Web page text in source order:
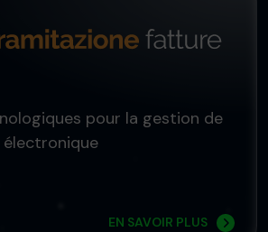
pour la gestion de
EN SAVOIR PLUS